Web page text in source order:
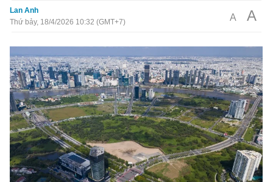
Lan Anh
Thứ bảy, 18/4/2026 10:32 (GMT+7)
A A